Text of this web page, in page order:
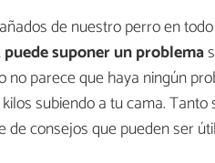
de nuestro perro en
puede suponer un problema
no parece que haya ningún
subiendo a tu cama.
de consejos que pueden ser